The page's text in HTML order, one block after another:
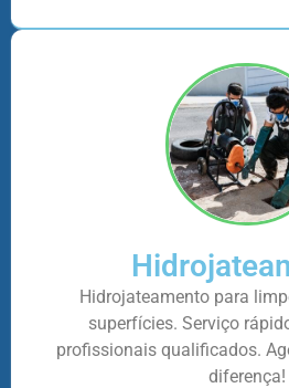
Hidrojateamento para
superfícies. Serviço
profissionais qualificados.
diferença!